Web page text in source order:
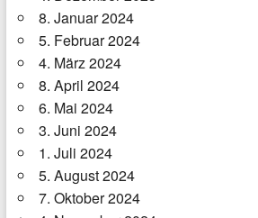
8. Januar 2024
5. Februar 2024
4. März 2024
8. April 2024
6. Mai 2024
3. Juni 2024
1. Juli 2024
5. August 2024
7. Oktober 2024